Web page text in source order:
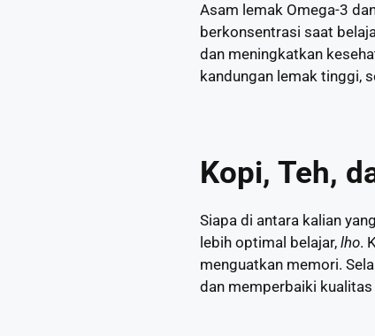
Asam lemak Omega-3
berkonsentrasi saat
dan meningkatkan
kandungan lemak tinggi,
Kopi, Teh,
Siapa di antara kalian
lebih optimal belajar, lho.
menguatkan memori.
dan memperbaiki